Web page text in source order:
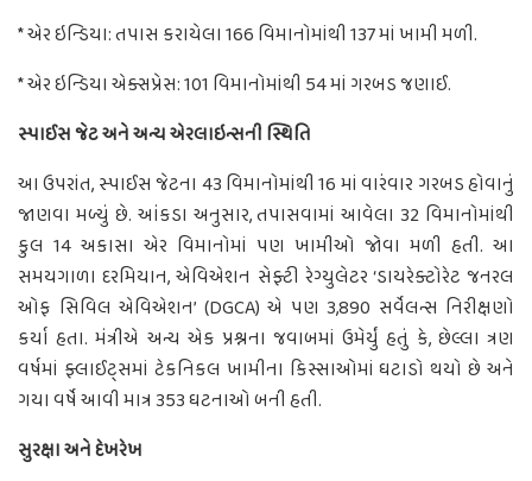
* એર ઇન્ડિયા: તપાસ કરાયેલા 166 વિમાનોમાંથી 137 માં ખામી મળી.
* એર ઇન્ડિયા એક્સપ્રેસ: 101 વિમાનોમાંથી 54 માં ગરબડ જણાઈ.
સ્પાઈસ જેટ અને અન્ય એરલાઇન્સની સ્થિતિ
આ ઉપરાંત, સ્પાઈસ જેટના 43 વિમાનોમાંથી 16 માં વારંવાર ગરબડ હોવાનું
જાણવા મળ્યું છે. આંકડા અનુસાર, તપાસવામાં આવેલા 32 વિમાનોમાંથી
કુલ 14 અકાસા એર વિમાનોમાં પણ ખામીઓ જોવા મળી હતી. આ
સમયગાળા દરમિયાન, એવિએશન સેફ્ટી રેગ્યુલેટર ‘ડાયરેક્ટોરેટ જનરલ
ઓફ સિવિલ એવિએશન’ (DGCA) એ પણ 3,890 સર્વેલન્સ નિરીક્ષણો
કર્યા હતા. મંત્રીએ અન્ય એક પ્રશ્નના જવાબમાં ઉમેર્યું હતું કે, છેલ્લા ત્રણ
વર્ષમાં ફ્લાઈટ્સમાં ટેકનિકલ ખામીના કિસ્સાઓમાં ઘટાડો થયો છે અને
ગયા વર્ષે આવી માત્ર 353 ઘટનાઓ બની હતી.
સુરક્ષા અને દેખરેખ